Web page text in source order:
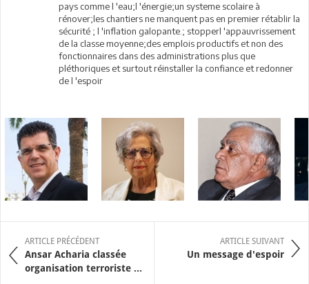
pays comme l 'eau;l 'énergie;un systeme scolaire à
rénover;les chantiers ne manquent pas en premier rétablir la
sécurité ; l 'inflation galopante.; stopperl 'appauvrissement
de la classe moyenne;des emplois productifs et non des
fonctionnaires dans des administrations plus que
pléthoriques et surtout réinstaller la confiance et redonner
de l 'espoir
ARTICLE PRÉCÉDENT
Ansar Acharia classée
organisation terroriste ...
ARTICLE SUIVANT
Un message d'espoir